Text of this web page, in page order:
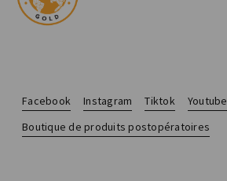
Facebook Instagram Tiktok Youtube
Boutique de produits postopératoires